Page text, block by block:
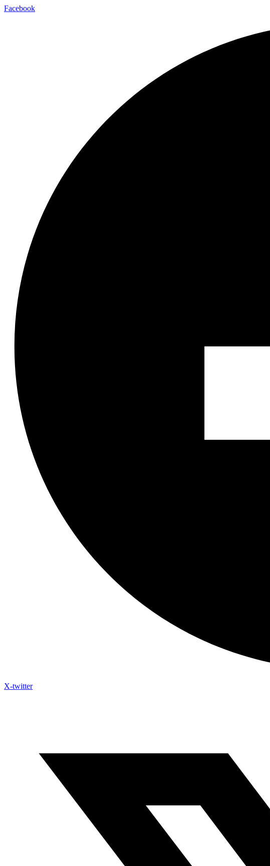
Facebook
X-twitter